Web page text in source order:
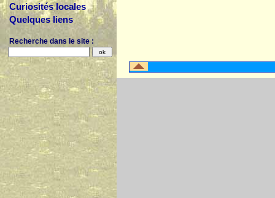
Curiosités locales
Quelques liens
Recherche dans le site :